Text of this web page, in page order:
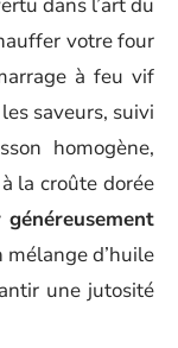
votre four
à feu vif
saveurs, suivi
homogène,
la croûte dorée
généreusement
mélange d’huile
une jutosité